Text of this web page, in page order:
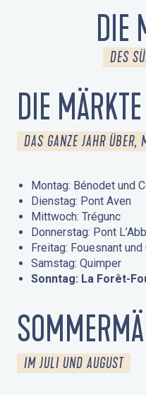
DIE
DES
DIE MÄRKTE
DAS GANZE JAHR ÜBER,
Montag: Bénodet und
Dienstag: Pont Aven
Mittwoch: Trégunc
Donnerstag: Pont
Freitag: Fouesnant und
Samstag: Quimper
Sonntag: La Forêt-
IM JULI UND AUGUST